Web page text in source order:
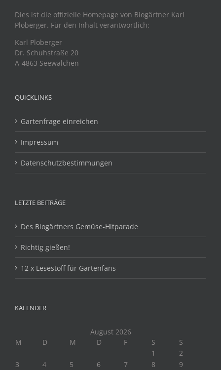
Dies ist die offizielle Homepage von Biogärtner Karl
Ploberger. Für den Inhalt verantwortlich:
Karl Ploberger
Dr. Schuhstraße 20
A-4863 Seewalchen
QUICKLINKS
Gartenfrage einreichen
Impressum
Datenschutzbestimmungen
LETZTE BEITRÄGE
Des Biogärtners Gemüse-Hitparade
Richtig gießen!
12 x Lesestoff für Gartenfans
KALENDER
August 2026
M
D M D F S
S
1
2
3
4 5 6 7 8 9